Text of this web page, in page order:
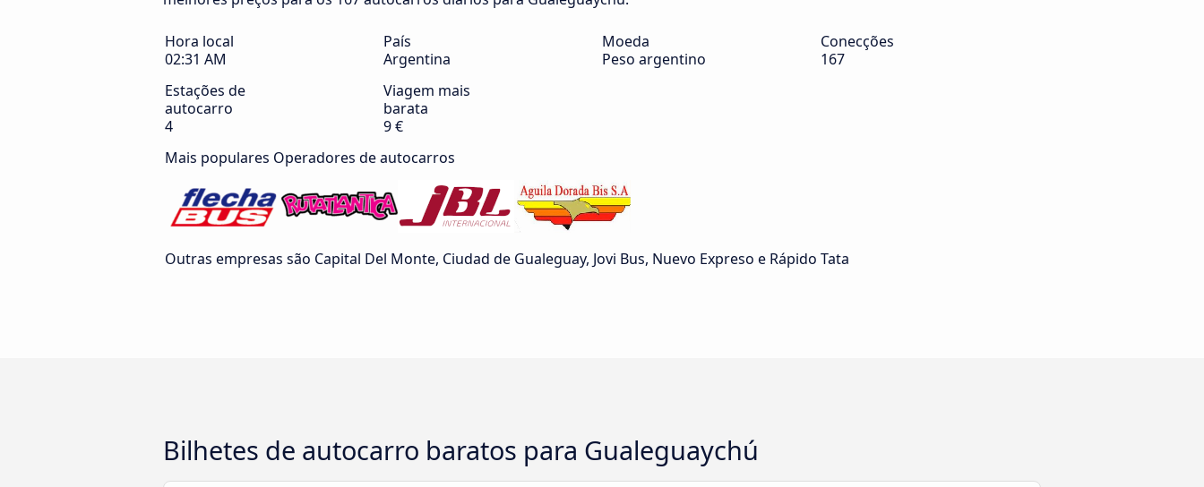
Hora local
02:31 AM
País
Argentina
Moeda
Peso argentino
Conecções
167
Estações de
autocarro
4
Viagem mais
barata
9 €
Mais populares Operadores de autocarros
Outras empresas são Capital Del Monte, Ciudad de Gualeguay, Jovi Bus, Nuevo Expreso e Rápido Tata
Bilhetes de autocarro baratos para Gualeguaychú